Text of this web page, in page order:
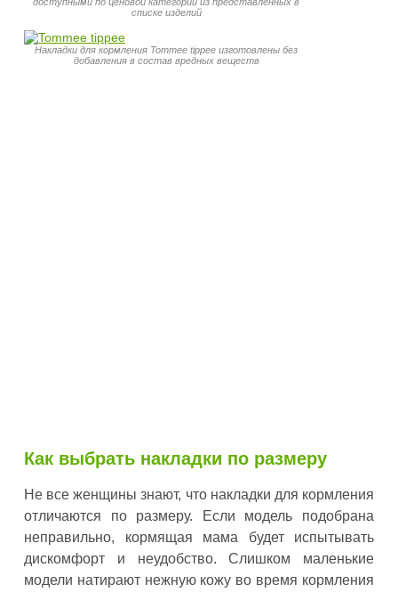
списке изделий
Накладки для кормления Tommee tippee изготовлены без
добавления в состав вредных веществ
Как выбрать накладки по размеру
Не все женщины знают, что накладки для кормления
отличаются по размеру. Если модель подобрана
неправильно, кормящая мама будет испытывать
дискомфорт и неудобство. Слишком маленькие
модели натирают нежную кожу во время кормления